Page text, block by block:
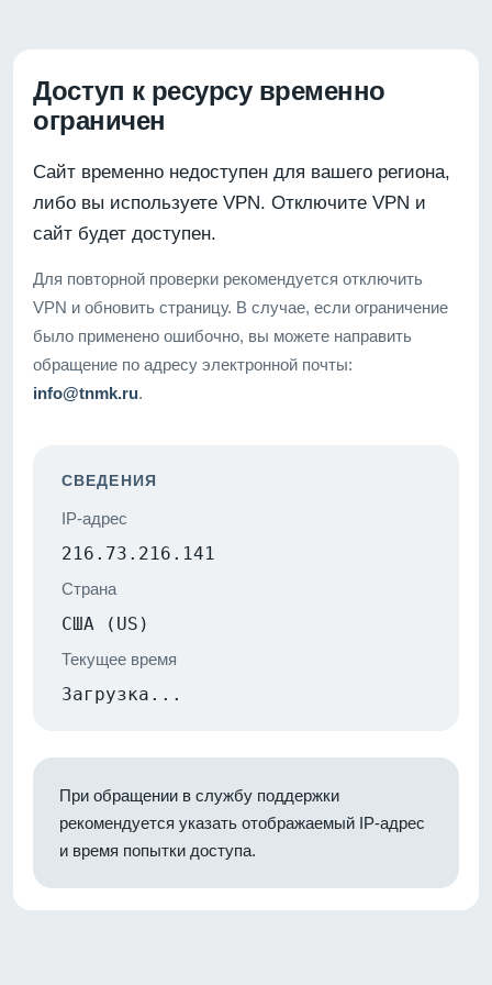
Доступ к ресурсу временно
ограничен
Сайт временно недоступен для вашего региона,
либо вы используете VPN. Отключите VPN и
сайт будет доступен.
Для повторной проверки рекомендуется отключить
VPN и обновить страницу. В случае, если ограничение
было применено ошибочно, вы можете направить
обращение по адресу электронной почты:
info@tnmk.ru.
СВЕДЕНИЯ
IP-адрес
216.73.216.141
Страна
США (US)
Текущее время
Загрузка...
При обращении в службу поддержки
рекомендуется указать отображаемый IP-адрес
и время попытки доступа.